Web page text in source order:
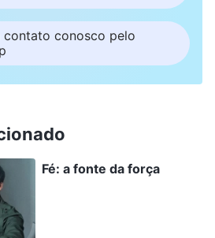
ou de perturbação
cada passo da
firmes em seu
amando a Deus é que
em Deus”)
entendeu que, embora
contato conosco pelo
Fé: a fonte da força